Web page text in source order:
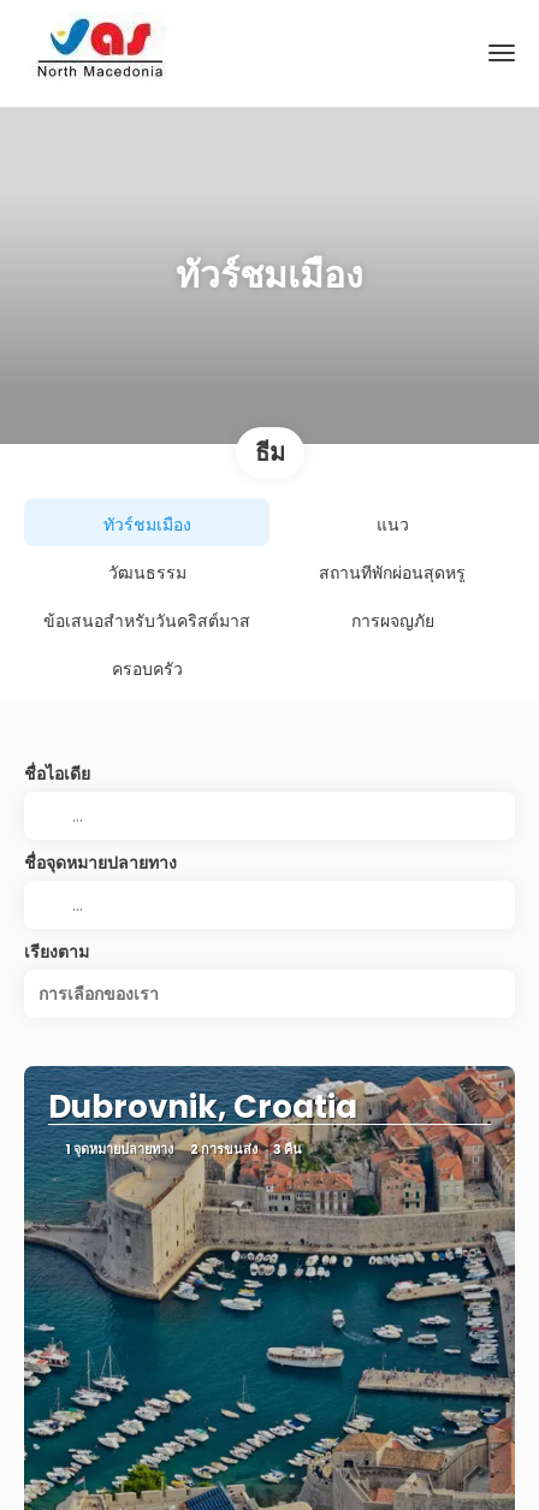
ทัวร์ชมเมือง
ธีม
ทัวร์ชมเมือง
แนว
วัฒนธรรม
สถานที่พักผ่อนสุดหรู
ข้อเสนอสำหรับวันคริสต์มาส
การผจญภัย
ครอบครัว
ชื่อไอเดีย
ชื่อจุดหมายปลายทาง
เรียงตาม
การเลือกของเรา
Dubrovnik, Croatia
1 จุดหมายปลายทาง 2 การขนส่ง 3 คืน